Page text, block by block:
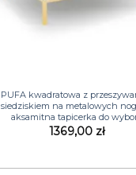
PUFA kwadratowa z
siedziskiem na metalowych
aksamitna tapicerka do
1369,00 zł